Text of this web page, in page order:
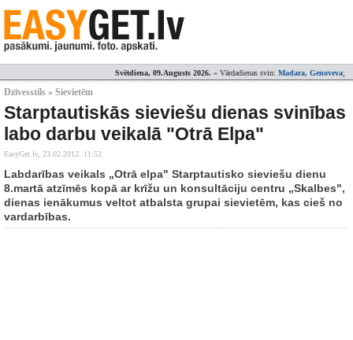
Svētdiena, 09.Augusts 2026. » Vārdadienas svin: Madara, Genoveva;
Dzīvesstils » Sievietēm
Starptautiskās sieviešu dienas svinības
labo darbu veikalā "Otrā Elpa"
EasyGet.lv, 23.02.2012. 11:52
Labdarības veikals „Otrā elpa" Starptautisko sieviešu dienu
8.martā atzīmēs kopā ar krīžu un konsultāciju centru „Skalbes",
dienas ienākumus veltot atbalsta grupai sievietēm, kas cieš no
vardarbības.